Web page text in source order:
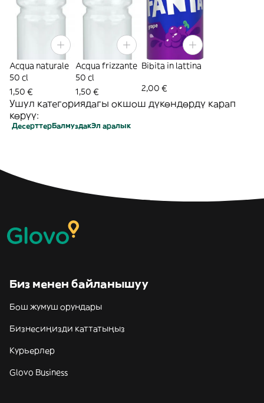
Acqua naturale
50 cl
1,50 €
Acqua frizzante
50 cl
1,50 €
Bibita in lattina
2,00 €
Ушул категориядагы окшош дүкөндөрдү карап
көрүү:
ДесерттерБалмуздакЭл аралык
Биз менен байланышуу
Бош жумуш орундары
Бизнесиңизди каттатыңыз
Курьерлер
Glovo Business